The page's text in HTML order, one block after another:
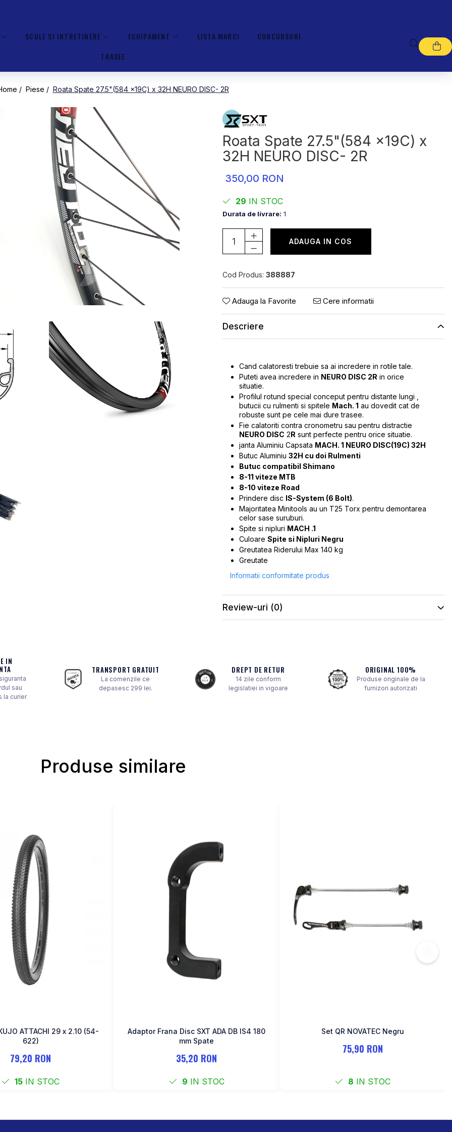
SCULE SI INTRETINERE ECHIPAMENT LISTA MARCI
CONCURSURI
TRASEE
/ Piese / Roata Spate 27.5"(584 x19C) x 32H NEURO DISC- 2R
Roata Spate 27.5"(584 x19C) x
32H NEURO DISC- 2R
350,00 RON
29 IN STOC
Durata de livrare: 1
ADAUGA IN COS
Cod Produs: 388887
Adauga la Favorite Cere informatii
Descriere
Cand calatoresti trebuie sa ai incredere in rotile tale.
Puteti avea incredere in NEURO DISC 2R in orice
situatie.
Profilul rotund special conceput pentru distante lungi ,
butucii cu rulmenti si spitele Mach. 1 au dovedit cat de
robuste sunt pe cele mai dure trasee.
Fie calatoriti contra cronometru sau pentru distractie
NEURO DISC 2R sunt perfecte pentru orice situatie.
janta Aluminiu Capsata MACH. 1 NEURO DISC(19C) 32H
Butuc Aluminiu 32H cu doi Rulmenti
Butuc compatibil Shimano
8-11 viteze MTB
8-10 viteze Road
Prindere disc IS-System (6 Bolt).
Majoritatea Minitools au un T25 Torx pentru demontarea
celor sase suruburi.
Spite si nipluri MACH .1
Culoare Spite si Nipluri Negru
Greutatea Riderului Max 140 kg
Greutate
Informatii conformitate produs
Review-uri (0)
IN
sau
la curier
TRANSPORT GRATUIT
La comenzile ce
depasesc 299 lei.
DREPT DE RETUR
14 zile conform
legislatiei in vigoare
ORIGINAL 100%
Produse originale de la
furnizori autorizati
Produse similare
ATTACHI 29 x 2.10 (54-
622)
79,20 RON
15 IN STOC
Adaptor Frana Disc SXT ADA DB IS4 180
mm Spate
35,20 RON
9 IN STOC
Set QR NOVATEC Negru
75,90 RON
8 IN STOC